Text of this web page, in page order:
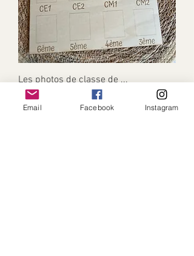
Les photos de classe de ...
Prix
12,00 €
Email Facebook Instagram